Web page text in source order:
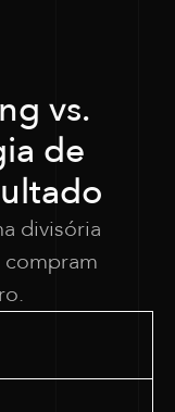
vs.
de
divisória